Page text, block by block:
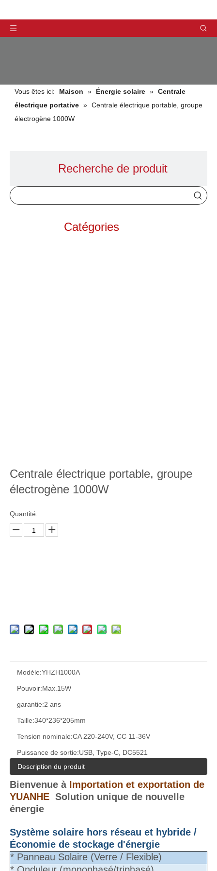
Vous êtes ici: Maison » Énergie solaire » Centrale
électrique portative » Centrale électrique portable, groupe
électrogène 1000W
Recherche de produit
Catégories
Centrale électrique portable, groupe
électrogène 1000W
Quantité:
Modèle:YHZH1000A
Pouvoir:Max.15W
garantie:2 ans
Taille:340*236*205mm
Tension nominale:CA 220-240V, CC 11-36V
Puissance de sortie:USB, Type-C, DC5521
Description du produit
Bienvenue à Importation et exportation de
YUANHE Solution unique de nouvelle
énergie
Système solaire hors réseau et hybride /
Économie de stockage d'énergie
* Panneau Solaire (Verre / Flexible)